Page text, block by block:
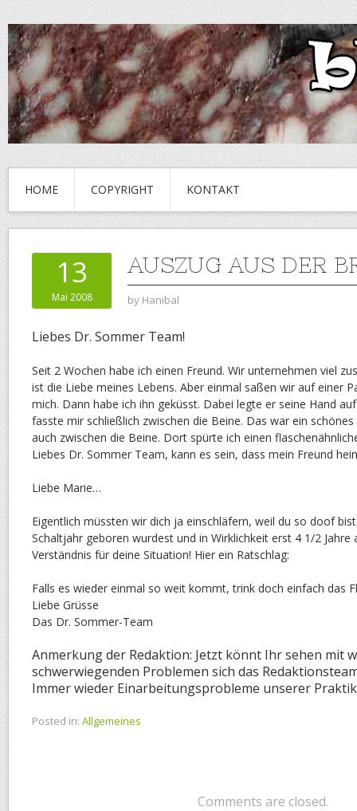
HOME COPYRIGHT KONTAKT
13
Mai 2008
AUSZUG AUS DER
by Hanibal
Liebes Dr. Sommer Team!
Seit 2 Wochen habe ich einen Freund. Wir unternehmen viel
ist die Liebe meines Lebens. Aber einmal saßen wir auf einer
mich. Dann habe ich ihn geküsst. Dabei legte er seine Hand
fasste mir schließlich zwischen die Beine. Das war ein
auch zwischen die Beine. Dort spürte ich einen
Liebes Dr. Sommer Team, kann es sein, dass mein Freund
Liebe Marie…
Eigentlich müssten wir dich ja einschläfern, weil du so doof
Schaltjahr geboren wurdest und in Wirklichkeit erst 4 1/2 Jahre
Verständnis für deine Situation! Hier ein Ratschlag:
Falls es wieder einmal so weit kommt, trink doch einfach das
Liebe Grüsse
Das Dr. Sommer-Team
Anmerkung der Redaktion: Jetzt könnt Ihr sehen mit
schwerwiegenden Problemen sich das
Immer wieder Einarbeitungsprobleme unserer
Posted in: Allgemeines
Comments are closed.